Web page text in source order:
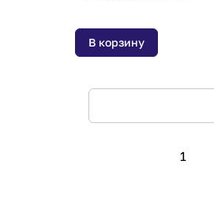
В корзину
1